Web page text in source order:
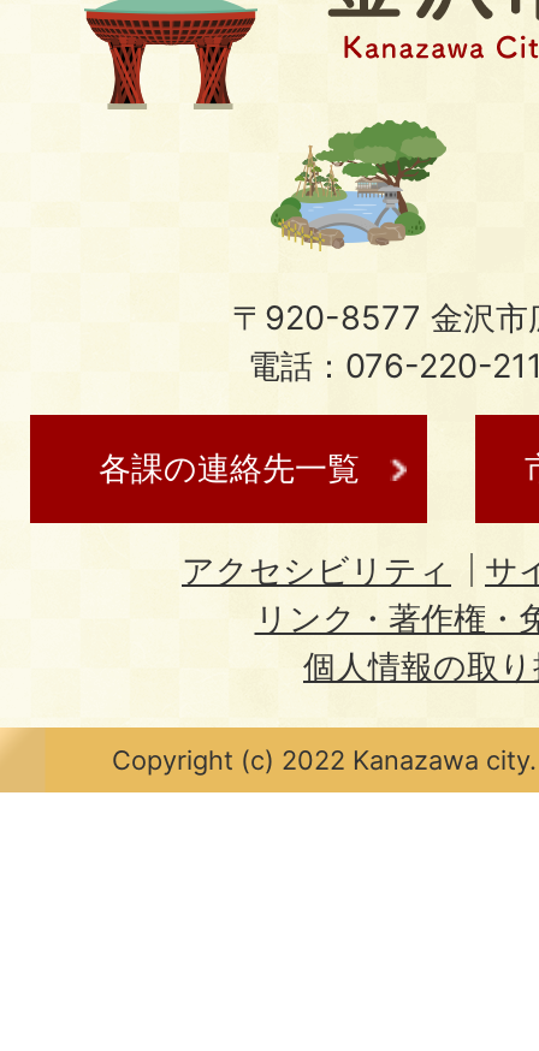
〒920-8577 金沢市
電話：076-220-
各課の連絡先一覧
アクセシビリティ
サ
リンク・著作権・
個人情報の取
Copyright (c) 2022 Kanazawa